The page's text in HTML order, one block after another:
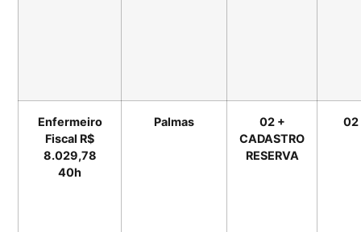
Enfermeiro
Fiscal R$
8.029,78
40h
Palmas
02 +
CADASTRO
RESERVA
02